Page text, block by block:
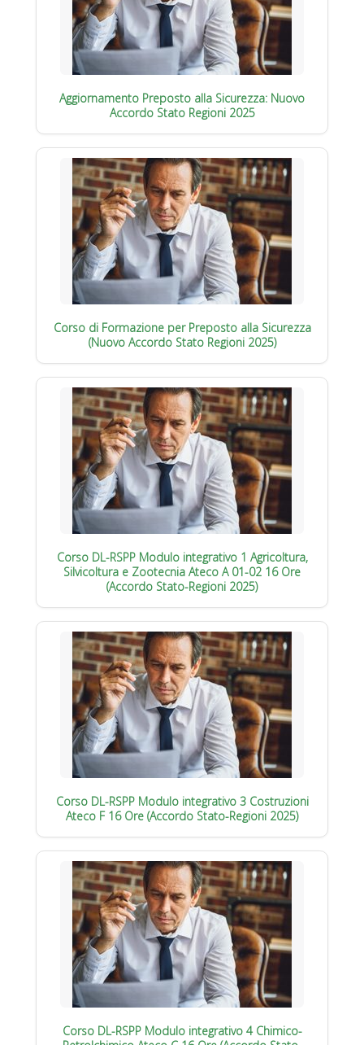
Aggiornamento Preposto alla Sicurezza: Nuovo
Accordo Stato Regioni 2025
Corso di Formazione per Preposto alla Sicurezza
(Nuovo Accordo Stato Regioni 2025)
Corso DL-RSPP Modulo integrativo 1 Agricoltura,
Silvicoltura e Zootecnia Ateco A 01-02 16 Ore
(Accordo Stato-Regioni 2025)
Corso DL-RSPP Modulo integrativo 3 Costruzioni
Ateco F 16 Ore (Accordo Stato-Regioni 2025)
Corso DL-RSPP Modulo integrativo 4 Chimico-